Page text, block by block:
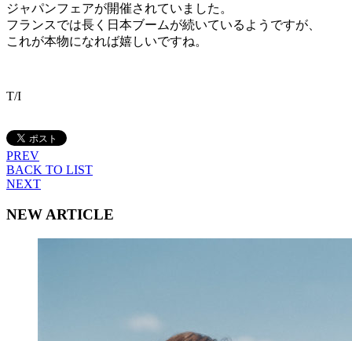
ジャパンフェアが開催されていました。
フランスでは長く日本ブームが続いているようですが、
これが本物になれば嬉しいですね。
T/I
PREV
BACK TO LIST
NEXT
NEW ARTICLE